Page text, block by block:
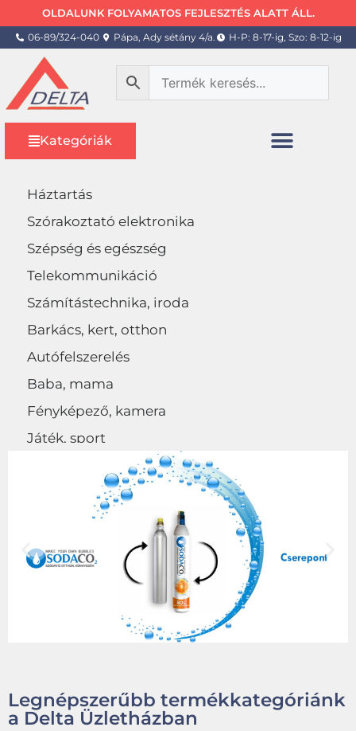
OLDALUNK FOLYAMATOS FEJLESZTÉS ALATT ÁLL.
06-89/324-040 Pápa, Ady sétány 4/a. H-P: 8-17-ig, Szo: 8-12-ig
Kategóriák
Háztartás
Szórakoztató elektronika
Szépség és egészség
Telekommunikáció
Számítástechnika, iroda
Barkács, kert, otthon
Autófelszerelés
Baba, mama
Fényképező, kamera
Játék, sport
Legnépszerűbb termékkategóriánk
a Delta Üzletházban